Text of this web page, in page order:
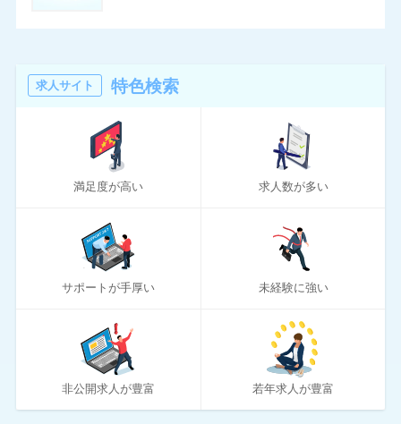
マスメディアン
リクナビNEXT
リクルートエージェント
リクルートダイレクトスカウト
ロバート・ウォルターズ
ワークポート
女性しごと応援テラス
社内SE転職ナビ
求人サイト 特色検索
満足度が高い 求人数が多い
サポートが手厚い 未経験に強い
非公開求人が豊富 若年求人が豊富